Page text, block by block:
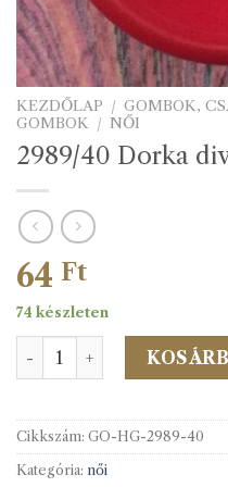
KEZDŐLAP / GOMBOK,
GOMBOK / NŐI
2989/40 Dorka
64 Ft
74 készleten
2989/40 Dorka
Cikkszám: GO-HG-2989-40
Kategória: női